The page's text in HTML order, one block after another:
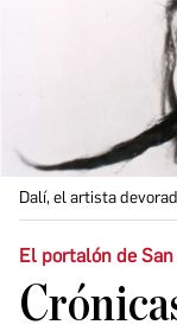
Dalí, el artista
El portalón de San